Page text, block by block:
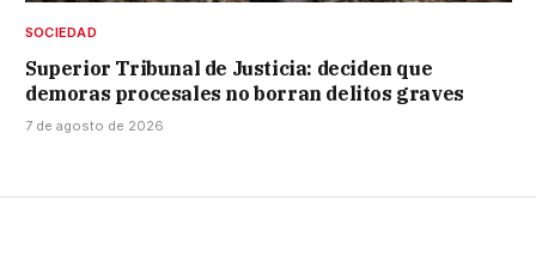
SOCIEDAD
Superior Tribunal de Justicia: deciden que
demoras procesales no borran delitos graves
7 de agosto de 2026